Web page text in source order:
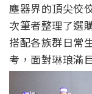
塵器界的頂尖佼
次筆者整理了選
搭配各族群日常
考，面對琳琅滿